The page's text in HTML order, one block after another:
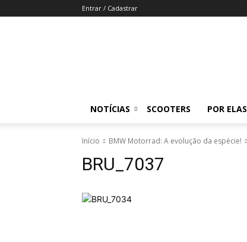
Entrar / Cadastrar
NOTÍCIAS SCOOTERS POR ELAS
Início BMW Motorrad: A evolução da espécie!
BRU_7037